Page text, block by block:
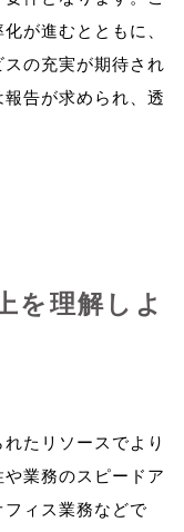
が進むとともに、
の充実が期待され
告が求められ、透
を理解しよ
たリソースでより
業務のスピードア
ィス業務などで